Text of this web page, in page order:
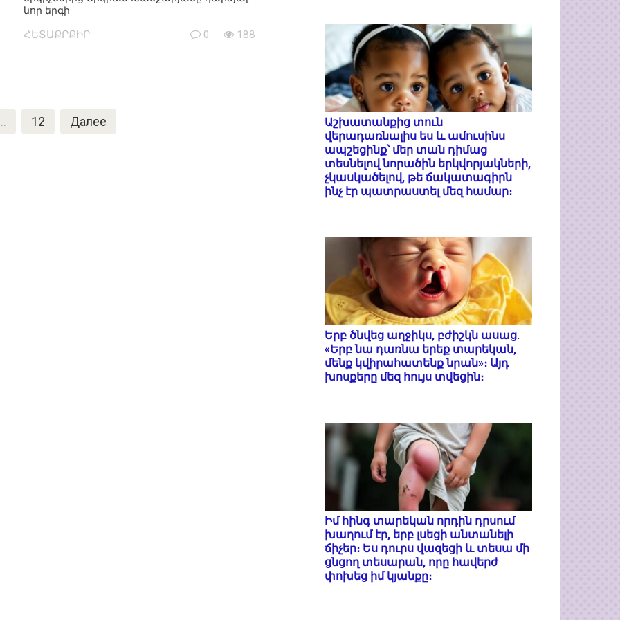
նոր երգի
ՀԵՏԱՔՐՔԻՐ 0 188
12 Далее
Աշխատանքից տուն
վերադառնալիս ես և ամուսինս
ապշեցինք՝ մեր տան դիմաց
տեսնելով նորածին երկվորյակների,
չկասկածելով, թե ճակատագիրն
ինչ էր պատրաստել մեզ համար։
Երբ ծնվեց աղջիկս, բժիշկն ասաց.
«Երբ նա դառնա երեք տարեկան,
մենք կվիրահատենք նրան»։ Այդ
խոսքերը մեզ հույս տվեցին։
Իմ հինգ տարեկան որդին դրսում
խաղում էր, երբ լսեցի անտանելի
ճիչեր։ Ես դուրս վազեցի և տեսա մի
ցնցող տեսարան, որը հավերժ
փոխեց իմ կյանքը։